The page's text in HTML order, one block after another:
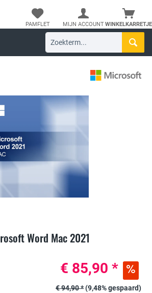
WINKELKARRETJE
PAMFLET MIJN ACCOUNT
Word Mac 2021
€ 85,90 *
€ 94,90 *(9,48% gespaard)